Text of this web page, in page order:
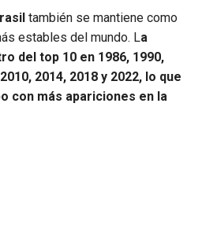
también se mantiene como
estables del mundo. La
del top 10 en 1986, 1990,
2014, 2018 y 2022, lo que
con más apariciones en la